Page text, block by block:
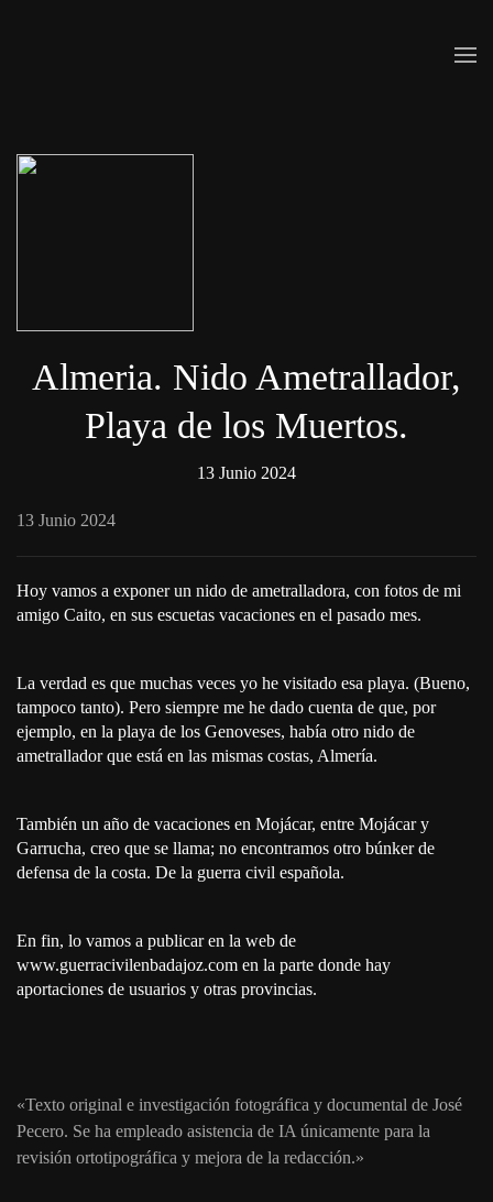
Almeria. Nido Ametrallador,
Playa de los Muertos.
13 Junio 2024
13 Junio 2024
Hoy vamos a exponer un nido de ametralladora, con fotos de mi
amigo Caito, en sus escuetas vacaciones en el pasado mes.
La verdad es que muchas veces yo he visitado esa playa. (Bueno,
tampoco tanto). Pero siempre me he dado cuenta de que, por
ejemplo, en la playa de los Genoveses, había otro nido de
ametrallador que está en las mismas costas, Almería.
También un año de vacaciones en Mojácar, entre Mojácar y
Garrucha, creo que se llama; no encontramos otro búnker de
defensa de la costa. De la guerra civil española.
En fin, lo vamos a publicar en la web de
www.guerracivilenbadajoz.com en la parte donde hay
aportaciones de usuarios y otras provincias.
«Texto original e investigación fotográfica y documental de José
Pecero. Se ha empleado asistencia de IA únicamente para la
revisión ortotipográfica y mejora de la redacción.»